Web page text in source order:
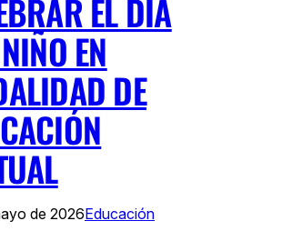
EL DÍA
EN
DE
de 2026Educación